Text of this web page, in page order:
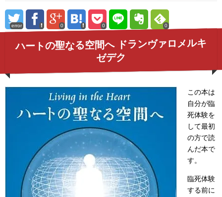
error 0 0 0
ハートの聖なる空間へ ドランヴァロメルキ
ゼデク
この本は
自分が臨
死体験を
して最初
の方で読
んだ本で
す。
臨死体験
する前に